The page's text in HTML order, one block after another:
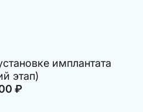
имплантата
этап)
руб.
₽